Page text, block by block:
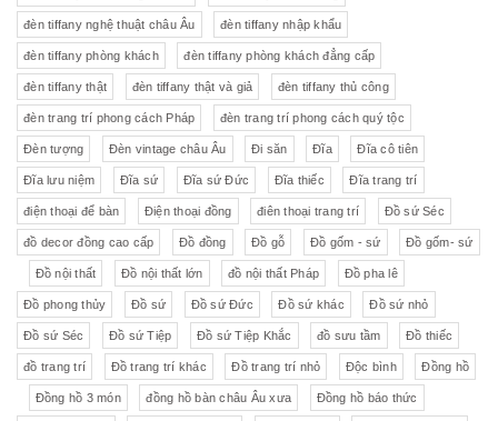
đèn tiffany nghệ thuật châu Âu đèn tiffany nhập khẩu
đèn tiffany phòng khách đèn tiffany phòng khách đẳng cấp
đèn tiffany thật đèn tiffany thật và giả đèn tiffany thủ công
đèn trang trí phong cách Pháp đèn trang trí phong cách quý tộc
Đèn tượng Đèn vintage châu Âu Đi săn Đĩa Đĩa cô tiên
Đĩa lưu niệm Đĩa sứ Đĩa sứ Đức Đĩa thiếc Đĩa trang trí
điện thoại để bàn Điện thoại đồng điên thoại trang trí Đồ sứ Séc
đồ decor đồng cao cấp Đồ đồng Đồ gỗ Đồ gốm - sứ Đồ gốm- sứ
Đồ nội thất Đồ nội thất lớn đồ nội thất Pháp Đồ pha lê
Đồ phong thủy Đồ sứ Đồ sứ Đức Đồ sứ khác Đồ sứ nhỏ
Đồ sứ Séc Đồ sứ Tiệp Đồ sứ Tiệp Khắc đồ sưu tầm Đồ thiếc
đồ trang trí Đồ trang trí khác Đồ trang trí nhỏ Độc bình Đồng hồ
Đồng hồ 3 món đồng hồ bàn châu Âu xưa Đồng hồ báo thức